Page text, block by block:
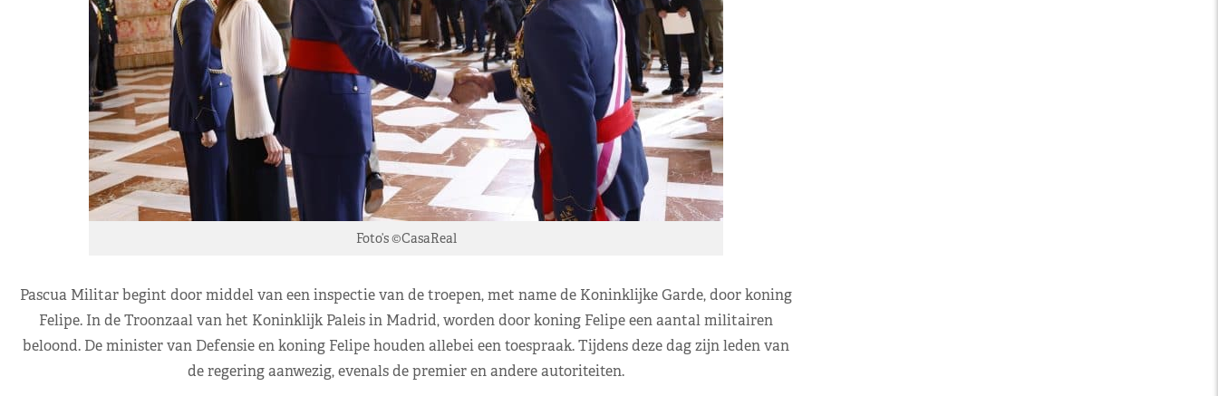
Foto’s ©CasaReal
Pascua Militar begint door middel van een inspectie van de troepen, met name de Koninklijke Garde, door koning
Felipe. In de Troonzaal van het Koninklijk Paleis in Madrid, worden door koning Felipe een aantal militairen
beloond. De minister van Defensie en koning Felipe houden allebei een toespraak. Tijdens deze dag zijn leden van
de regering aanwezig, evenals de premier en andere autoriteiten.